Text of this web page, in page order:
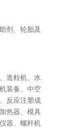
剂、轮胎及
造粒机、水
装备、中空
反应注塑成
热器、模具
器、螺杆机